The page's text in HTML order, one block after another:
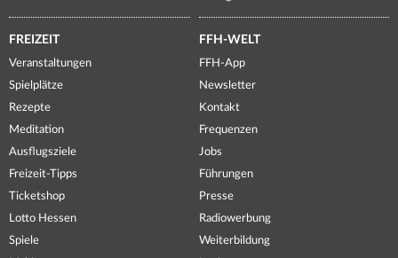
FREIZEIT
Veranstaltungen
Spielplätze
Rezepte
Meditation
Ausflugsziele
Freizeit-Tipps
Ticketshop
Lotto Hessen
Spiele
FFH-WELT
FFH-App
Newsletter
Kontakt
Frequenzen
Jobs
Führungen
Presse
Radiowerbung
Weiterbildung